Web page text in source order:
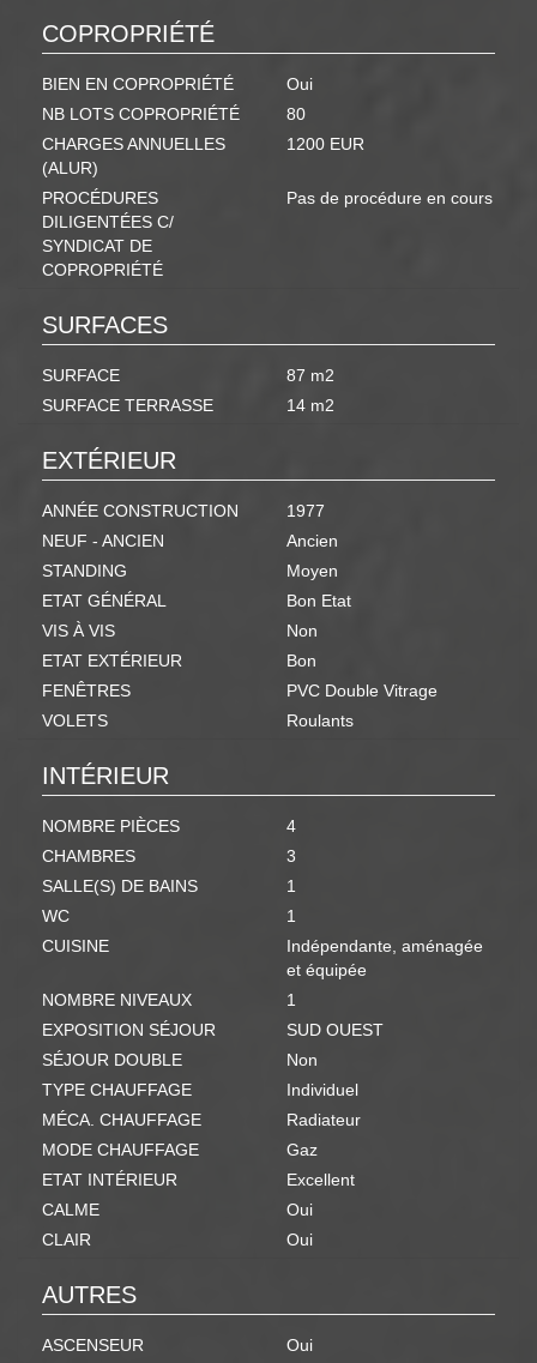
COPROPRIÉTÉ
BIEN EN COPROPRIÉTÉ
Oui
NB LOTS COPROPRIÉTÉ
80
CHARGES ANNUELLES
(ALUR)
1200 EUR
PROCÉDURES
DILIGENTÉES C/
SYNDICAT DE
COPROPRIÉTÉ
Pas de procédure en cours
SURFACES
SURFACE
87 m2
SURFACE TERRASSE
14 m2
EXTÉRIEUR
ANNÉE CONSTRUCTION
1977
NEUF - ANCIEN
Ancien
STANDING
Moyen
ETAT GÉNÉRAL
Bon Etat
VIS À VIS
Non
ETAT EXTÉRIEUR
Bon
FENÊTRES
PVC Double Vitrage
VOLETS
Roulants
INTÉRIEUR
NOMBRE PIÈCES
4
CHAMBRES
3
SALLE(S) DE BAINS
1
WC
1
CUISINE
Indépendante, aménagée
et équipée
NOMBRE NIVEAUX
1
EXPOSITION SÉJOUR
SUD OUEST
SÉJOUR DOUBLE
Non
TYPE CHAUFFAGE
Individuel
MÉCA. CHAUFFAGE
Radiateur
MODE CHAUFFAGE
Gaz
ETAT INTÉRIEUR
Excellent
CALME
Oui
CLAIR
Oui
AUTRES
ASCENSEUR
Oui